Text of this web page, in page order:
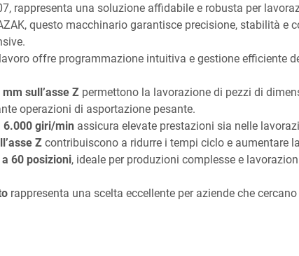
rappresenta una soluzione affidabile e robusta per
questo macchinario garantisce precisione, stabilità e
offre programmazione intuitiva e gestione efficiente
sull’asse Z permettono la lavorazione di pezzi di
operazioni di asportazione pesante.
6.000 giri/min assicura elevate prestazioni sia nelle
Z contribuiscono a ridurre i tempi ciclo e aumentare
60 posizioni, ideale per produzioni complesse e
rappresenta una scelta eccellente per aziende che